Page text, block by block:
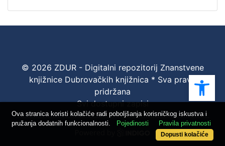
© 2026 ZDUR - Digitalni repozitorij Znanstvene
knjižnice Dubrovačkih knjižnica * Sva prava
pridržana
Svi dostupni zapisi
Ova stranica koristi kolačiće radi poboljšanja korisničkog iskustva i
pružanja dodatnih funkcionalnosti.
Pojedinosti Pravila privatnosti
Dopusti kolačiće